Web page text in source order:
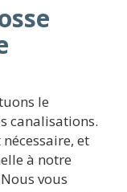
le
canalisations.
et
à notre
vous